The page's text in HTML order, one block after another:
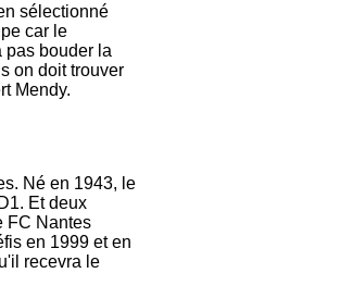
sélectionné
car le
pas bouder la
on doit trouver
Mendy.
Né en 1943, le
Et deux
FC Nantes
en 1999 et en
recevra le